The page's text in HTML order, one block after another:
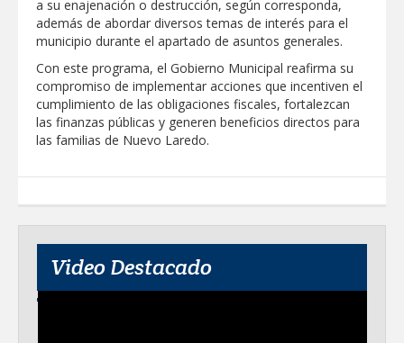
a su enajenación o destrucción, según corresponda,
además de abordar diversos temas de interés para el
municipio durante el apartado de asuntos generales.
Con este programa, el Gobierno Municipal reafirma su
compromiso de implementar acciones que incentiven el
cumplimiento de las obligaciones fiscales, fortalezcan
las finanzas públicas y generen beneficios directos para
las familias de Nuevo Laredo.
Video Destacado